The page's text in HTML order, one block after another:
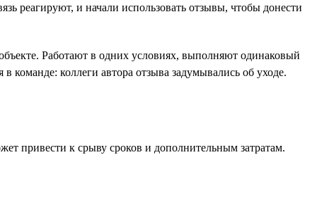
реагируют, и начали использовать отзывы, чтобы донести
Работают в одних условиях, выполняют одинаковый
команде: коллеги автора отзыва задумывались об уходе.
привести к срыву сроков и дополнительным затратам.